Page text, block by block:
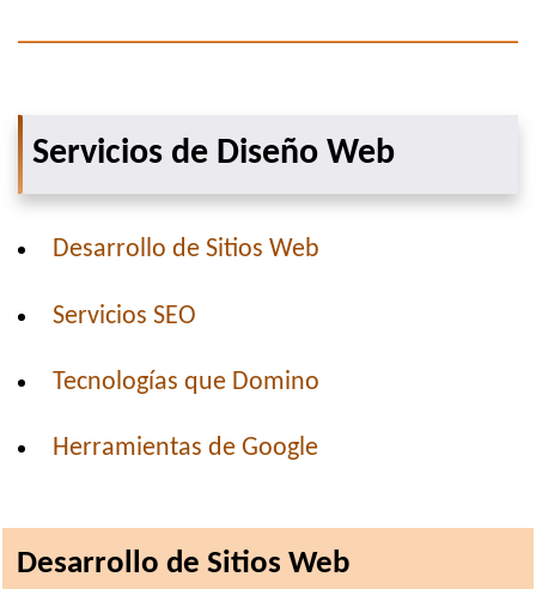
Servicios de Diseño Web
Desarrollo de Sitios Web
Servicios SEO
Tecnologías que Domino
Herramientas de Google
Desarrollo de Sitios Web